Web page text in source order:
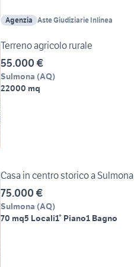
Agenzia Aste Giudiziarie Inlinea
Terreno agricolo rurale
55.000 €
Sulmona (AQ)
22000 mq
Casa in centro storico a Sulmona
75.000 €
Sulmona (AQ)
70 mq5 Locali1° Piano1 Bagno